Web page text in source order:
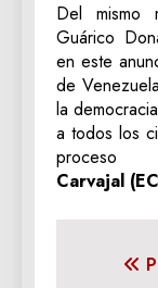
Del mismo
Guárico
en este
de
la
a todos los
proceso
Carvajal